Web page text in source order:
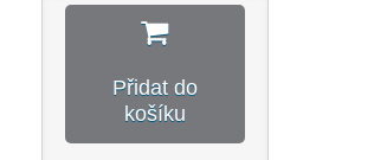
Přidat do
košíku